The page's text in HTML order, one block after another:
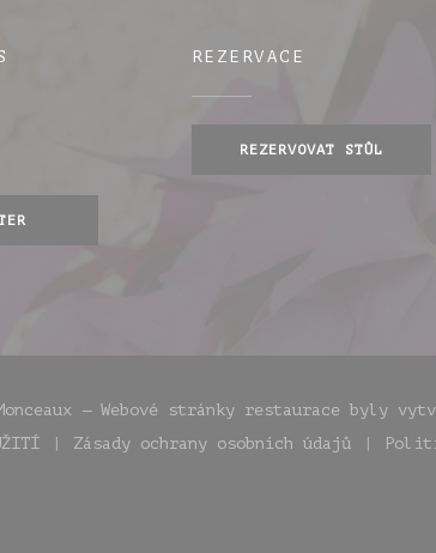
REZERVACE
REZERVOVAT STŮL
— Webové stránky restaurace byly
se v novém okně))
Zásady ochrany osobních údajů
((otevře se v novém